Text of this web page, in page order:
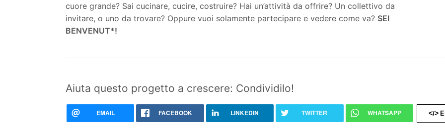
cuore grande? Sai cucinare, cucire, costruire? Hai un’attività da offrire? Un collettivo da
invitare, o uno da trovare? Oppure vuoi solamente partecipare e vedere come va? SEI
BENVENUT*!
Aiuta questo progetto a crescere: Condividilo!
EMAIL FACEBOOK LINKEDIN TWITTER WHATSAPP </>